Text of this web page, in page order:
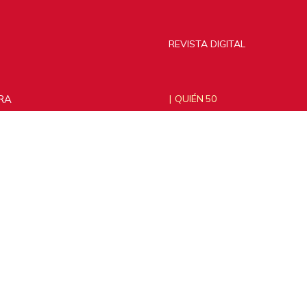
REVISTA DIGITAL
QUIÉN 50